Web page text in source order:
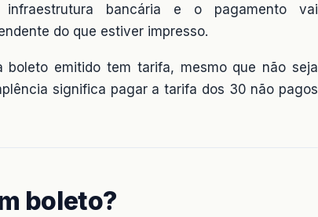
bancária e o pagamento vai
do que estiver impresso.
emitido tem tarifa, mesmo que não seja
significa pagar a tarifa dos 30 não pagos
boleto?